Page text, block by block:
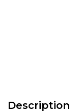
Description